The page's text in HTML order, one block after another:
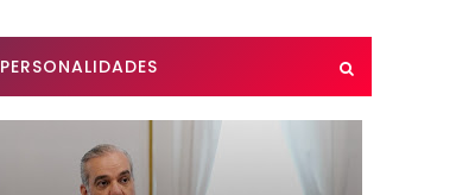
PERSONALIDADES